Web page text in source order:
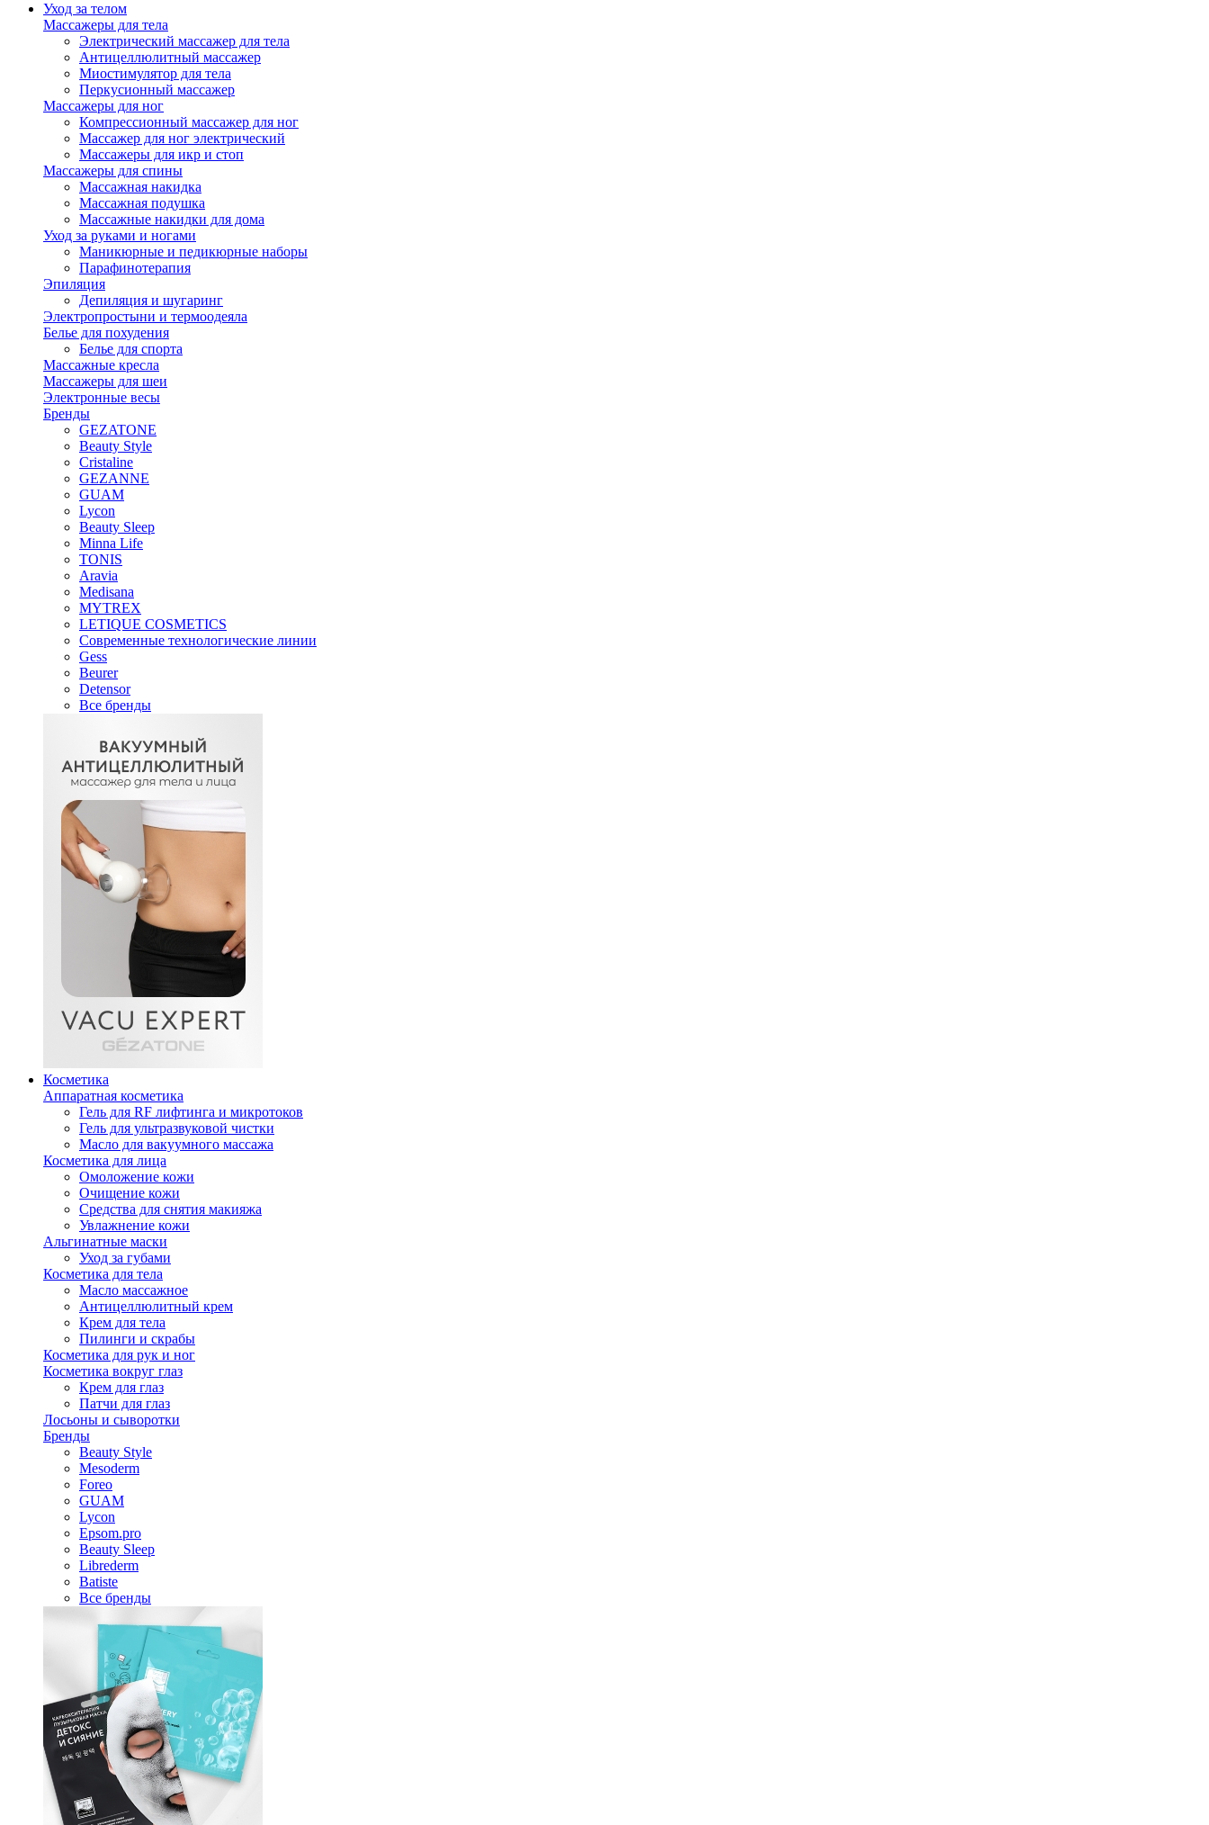
Уход за телом
Массажеры для тела
Электрический массажер для тела
Антицеллюлитный массажер
Миостимулятор для тела
Перкусионный массажер
Массажеры для ног
Компрессионный массажер для ног
Массажер для ног электрический
Массажеры для икр и стоп
Массажеры для спины
Массажная накидка
Массажная подушка
Массажные накидки для дома
Уход за руками и ногами
Маникюрные и педикюрные наборы
Парафинотерапия
Эпиляция
Депиляция и шугаринг
Электропростыни и термоодеяла
Белье для похудения
Белье для спорта
Массажные кресла
Массажеры для шеи
Электронные весы
Бренды
GEZATONE
Beauty Style
Cristaline
GEZANNE
GUAM
Lycon
Beauty Sleep
Minna Life
TONIS
Aravia
Medisana
MYTREX
LETIQUE COSMETICS
Современные технологические линии
Gess
Beurer
Detensor
Все бренды
Косметика
Аппаратная косметика
Гель для RF лифтинга и микротоков
Гель для ультразвуковой чистки
Масло для вакуумного массажа
Косметика для лица
Омоложение кожи
Очищение кожи
Средства для снятия макияжа
Увлажнение кожи
Альгинатные маски
Уход за губами
Косметика для тела
Масло массажное
Антицеллюлитный крем
Крем для тела
Пилинги и скрабы
Косметика для рук и ног
Косметика вокруг глаз
Крем для глаз
Патчи для глаз
Лосьоны и сыворотки
Бренды
Beauty Style
Mesoderm
Foreo
GUAM
Lycon
Epsom.pro
Beauty Sleep
Librederm
Batiste
Все бренды